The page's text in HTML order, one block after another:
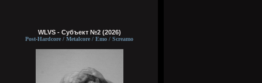
WLVS - Субъект №2 (2026)
Post-Hardcore / Metalcore / Emo / Screamo